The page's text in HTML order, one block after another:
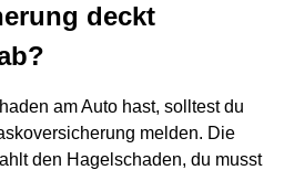
deckt
am Auto hast, solltest du
melden. Die
den Hagelschaden, du musst